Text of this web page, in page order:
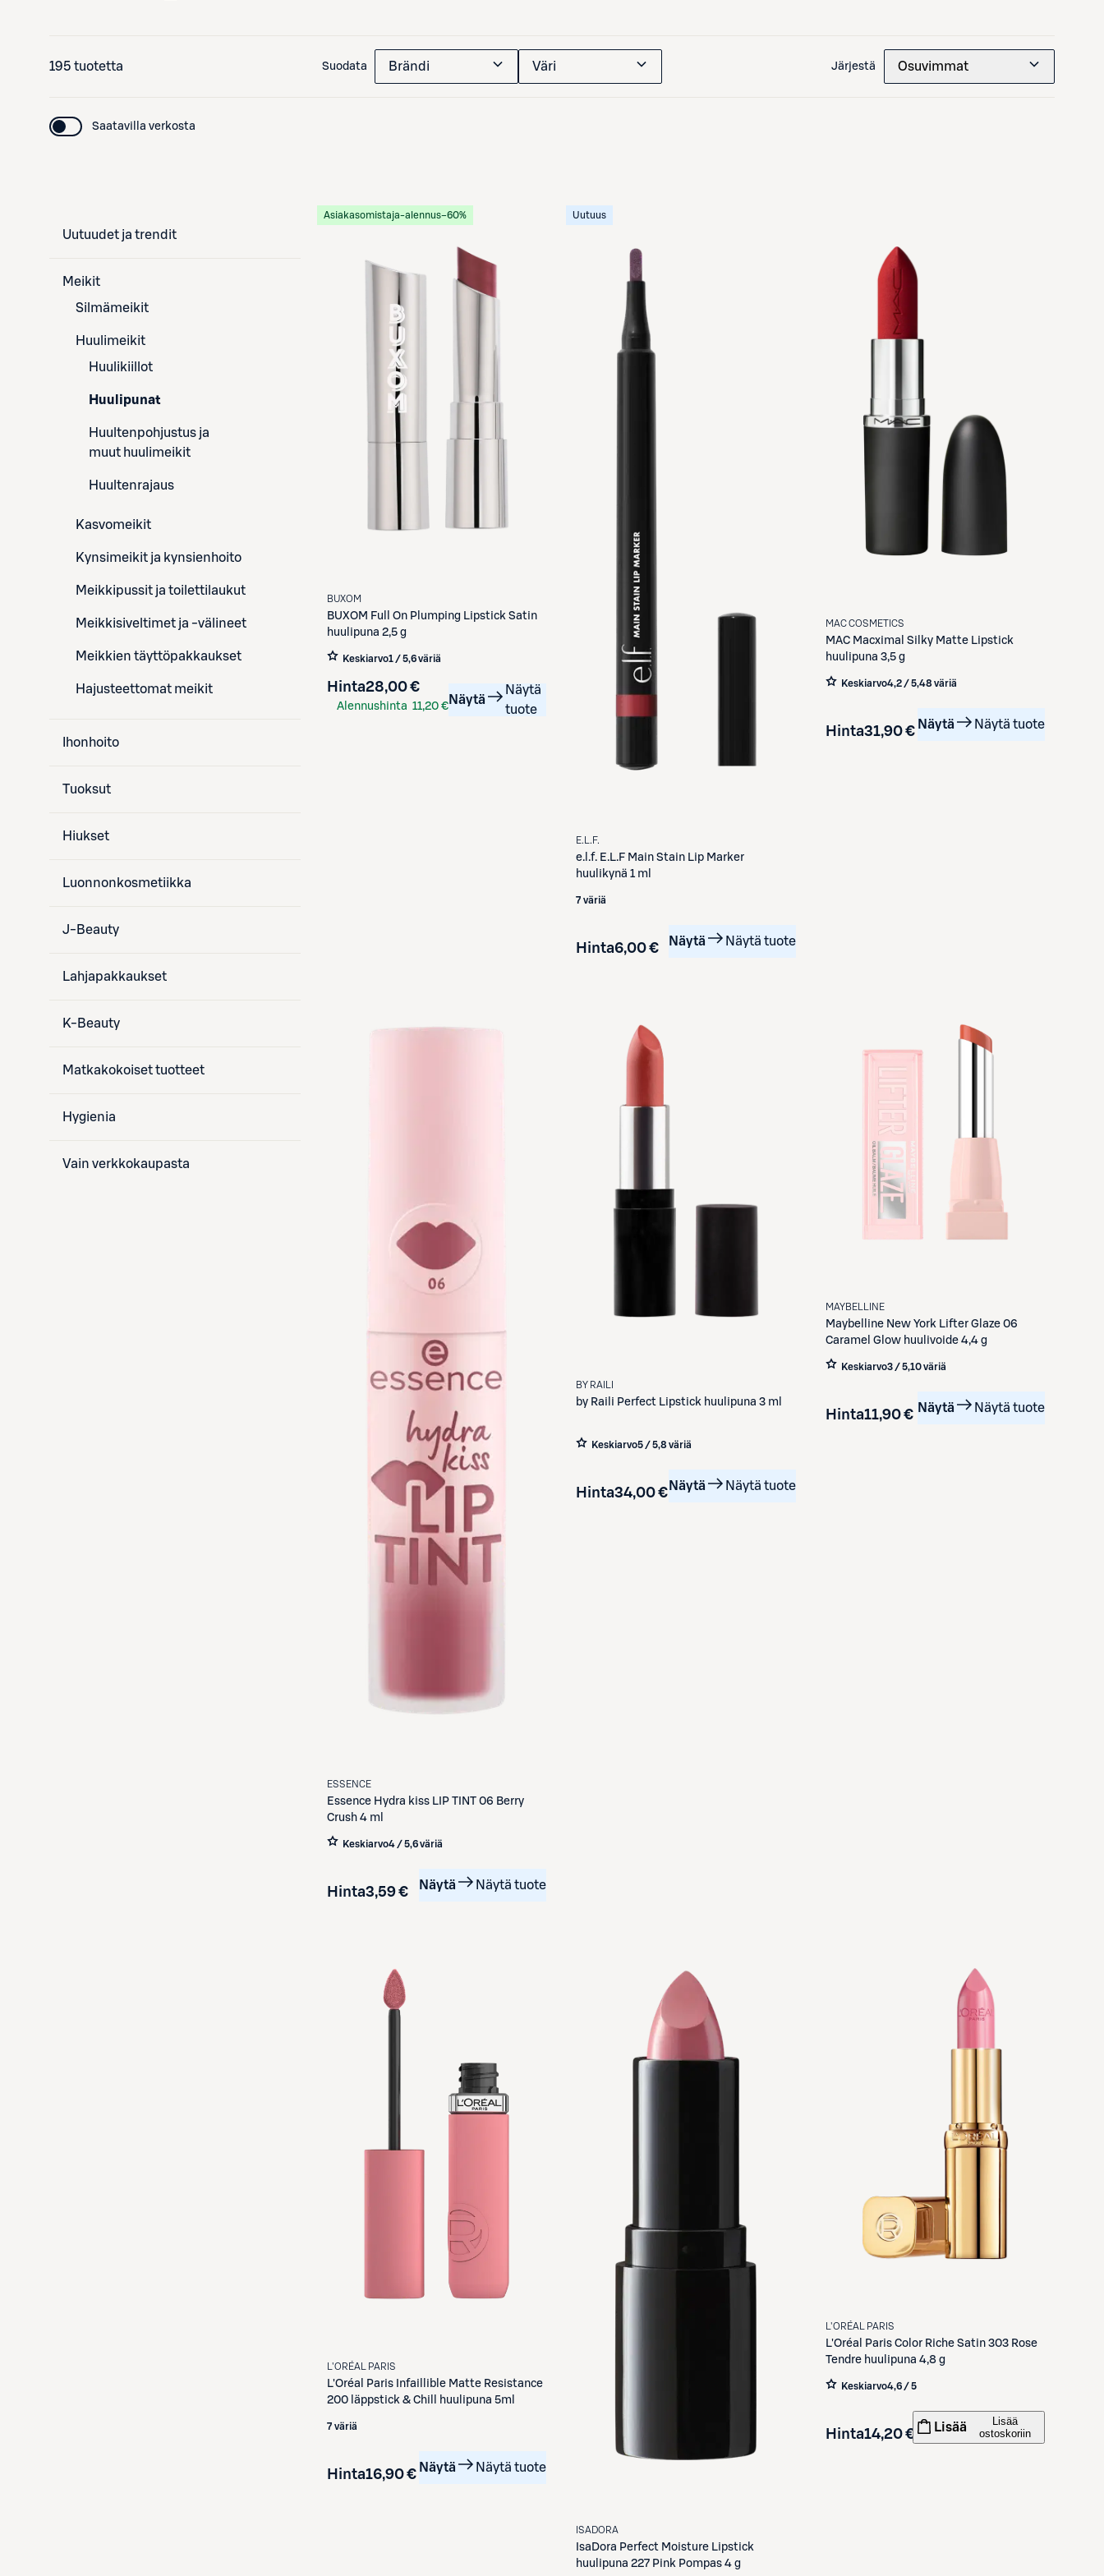
195 tuotetta Suodata Brändi Väri Järjestä Osuvimmat
Saatavilla verkosta
Uutuudet ja trendit
Meikit
Silmämeikit
Huulimeikit
Huulikiillot
Huulipunat
Huultenpohjustus ja
muut huulimeikit
Huultenrajaus
Kasvomeikit
Kynsimeikit ja kynsienhoito
Meikkipussit ja toilettilaukut
Meikkisiveltimet ja -välineet
Meikkien täyttöpakkaukset
Hajusteettomat meikit
Ihonhoito
Tuoksut
Hiukset
Luonnonkosmetiikka
J-Beauty
Lahjapakkaukset
K-Beauty
Matkakokoiset tuotteet
Hygienia
Vain verkkokaupasta
Asiakasomistaja-alennus−60%
BUXOM
BUXOM Full On Plumping Lipstick Satin
huulipuna 2,5 g
Keskiarvo1 / 5,6 väriä
Hinta28,00 €
Alennushinta 11,20 € Näytä
Näytä
tuote
Uutuus
E.L.F.
e.l.f. E.L.F Main Stain Lip Marker
huulikynä 1 ml
7 väriä
Hinta6,00 € Näytä Näytä tuote
MAC COSMETICS
MAC Macximal Silky Matte Lipstick
huulipuna 3,5 g
Keskiarvo4,2 / 5,48 väriä
Hinta31,90 € Näytä Näytä tuote
ESSENCE
Essence Hydra kiss LIP TINT 06 Berry
Crush 4 ml
Keskiarvo4 / 5,6 väriä
Hinta3,59 € Näytä Näytä tuote
BY RAILI
by Raili Perfect Lipstick huulipuna 3 ml
Keskiarvo5 / 5,8 väriä
Hinta34,00 € Näytä Näytä tuote
MAYBELLINE
Maybelline New York Lifter Glaze 06
Caramel Glow huulivoide 4,4 g
Keskiarvo3 / 5,10 väriä
Hinta11,90 € Näytä Näytä tuote
L'ORÉAL PARIS
L'Oréal Paris Infaillible Matte Resistance
200 läppstick & Chill huulipuna 5ml
7 väriä
Hinta16,90 € Näytä Näytä tuote
ISADORA
IsaDora Perfect Moisture Lipstick
huulipuna 227 Pink Pompas 4 g
L'ORÉAL PARIS
L'Oréal Paris Color Riche Satin 303 Rose
Tendre huulipuna 4,8 g
Keskiarvo4,6 / 5
Hinta14,20 € Lisää
Lisää
ostoskoriin